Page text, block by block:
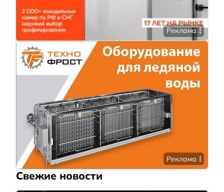
Реклама
Реклама
Свежие новости